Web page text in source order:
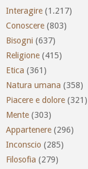
Interagire (1.217)
Conoscere (803)
Bisogni (637)
Religione (415)
Etica (361)
Natura umana (358)
Piacere e dolore (321)
Mente (303)
Appartenere (296)
Inconscio (285)
Filosofia (279)